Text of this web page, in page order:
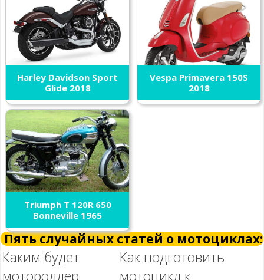
Harley Davidson Sport
Glide 2018
Vespa Primavera 150S
2018
Triumph T 120R 650
Bonneville 1965
Пять случайных статей о мотоциклах:
Каким будет
мотороллер
Как подготовить
мотоцикл к